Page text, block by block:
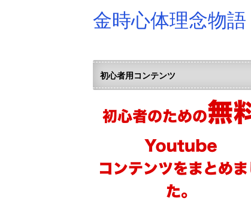
金時心体理念物語
初心者用コンテンツ